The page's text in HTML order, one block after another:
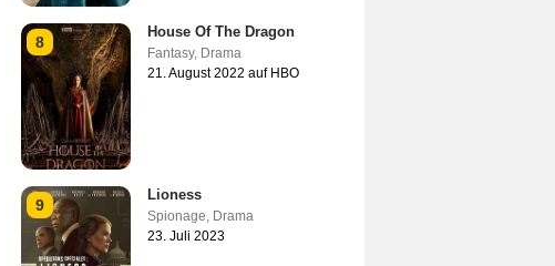
8
House Of The Dragon
Fantasy, Drama
21. August 2022 auf HBO
9
Lioness
Spionage, Drama
23. Juli 2023